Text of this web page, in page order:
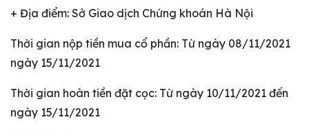
+ Địa điểm: Sở Giao dịch Chứng khoán Hà Nội
Thời gian nộp tiền mua cổ phần: Từ ngày 08/11/2021
ngày 15/11/2021
Thời gian hoàn tiền đặt cọc: Từ ngày 10/11/2021 đến
ngày 15/11/2021